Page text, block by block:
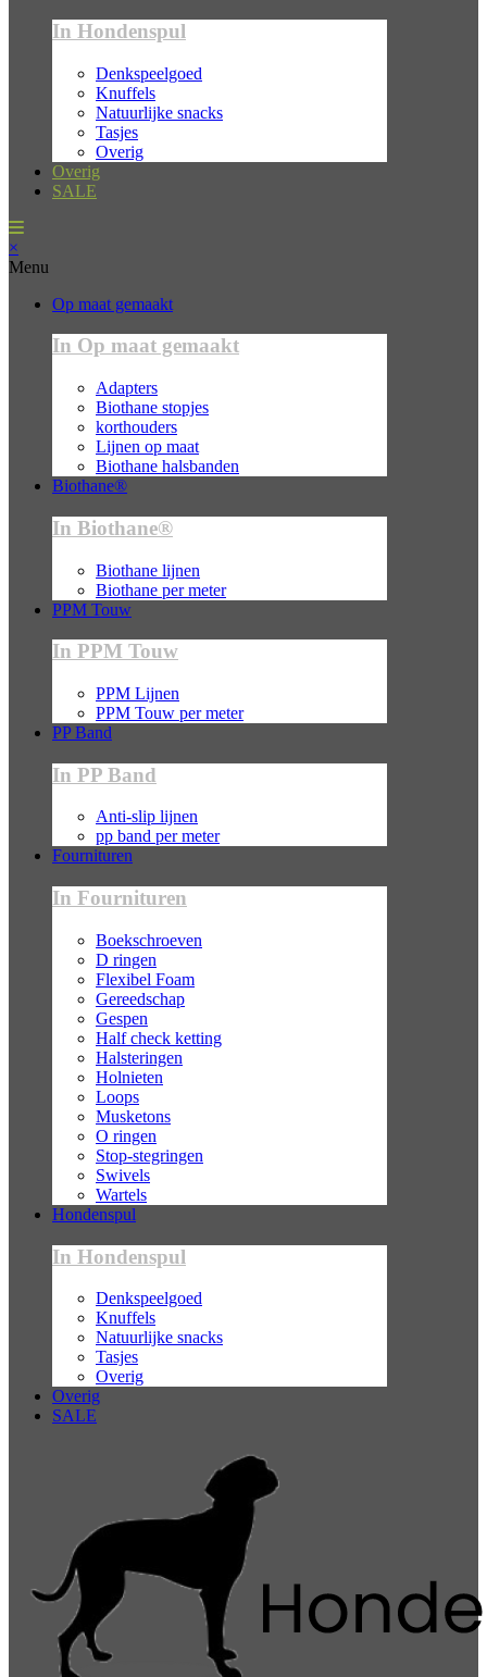
In Hondenspul
Denkspeelgoed
Knuffels
Natuurlijke snacks
Tasjes
Overig
Overig
SALE
×
Menu
Op maat gemaakt
In Op maat gemaakt
Adapters
Biothane stopjes
korthouders
Lijnen op maat
Biothane halsbanden
Biothane®
In Biothane®
Biothane lijnen
Biothane per meter
PPM Touw
In PPM Touw
PPM Lijnen
PPM Touw per meter
PP Band
In PP Band
Anti-slip lijnen
pp band per meter
Fournituren
In Fournituren
Boekschroeven
D ringen
Flexibel Foam
Gereedschap
Gespen
Half check ketting
Halsteringen
Holnieten
Loops
Musketons
O ringen
Stop-stegringen
Swivels
Wartels
Hondenspul
In Hondenspul
Denkspeelgoed
Knuffels
Natuurlijke snacks
Tasjes
Overig
Overig
SALE